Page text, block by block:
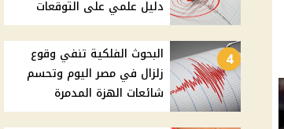
دليل علمي على التوقعات
4
البحوث الفلكية تنفي وقوع
زلزال في مصر اليوم وتحسم
شائعات الهزة المدمرة